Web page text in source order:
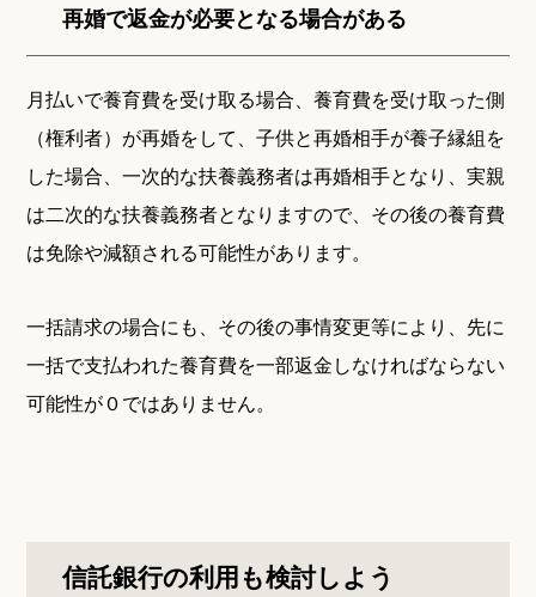
再婚で返金が必要となる場合がある
月払いで養育費を受け取る場合、養育費を受け取った側
（権利者）が再婚をして、子供と再婚相手が養子縁組を
した場合、一次的な扶養義務者は再婚相手となり、実親
は二次的な扶養義務者となりますので、その後の養育費
は免除や減額される可能性があります。
一括請求の場合にも、その後の事情変更等により、先に
一括で支払われた養育費を一部返金しなければならない
可能性が０ではありません。
信託銀行の利用も検討しよう